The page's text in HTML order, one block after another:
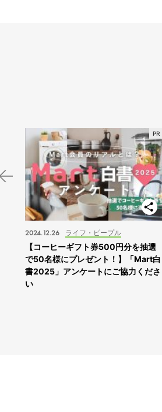
ライフ・ピープル
2024.12.26
【コーヒーギフト券500円分を抽選
で50名様にプレゼント！】「Mart白
書2025」アンケートにご協力くださ
い